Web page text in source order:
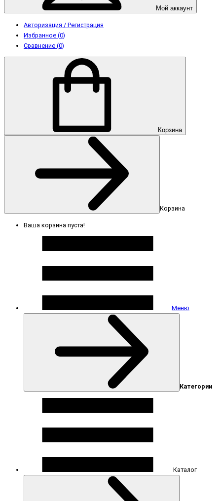
Мой аккаунт
Авторизация / Регистрация
Избранное (0)
Сравнение (0)
Корзина
Корзина
Ваша корзина пуста!
Меню
Категории
Каталог